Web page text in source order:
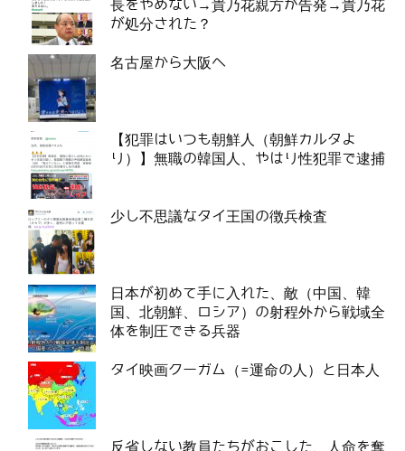
長をやめない→貴乃花親方が告発→貴乃花
が処分された？
名古屋から大阪へ
【犯罪はいつも朝鮮人（朝鮮カルタよ
り）】無職の韓国人、やはり性犯罪で逮捕
少し不思議なタイ王国の徴兵検査
日本が初めて手に入れた、敵（中国、韓
国、北朝鮮、ロシア）の射程外から戦域全
体を制圧できる兵器
タイ映画クーガム（=運命の人）と日本人
反省しない教員たちがおこした、人命を奪